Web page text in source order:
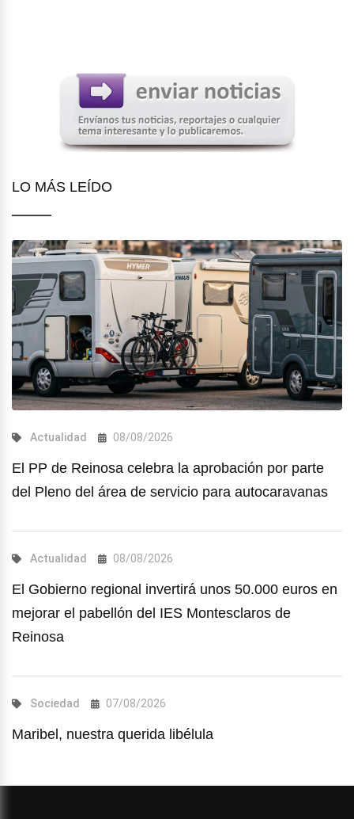
LO MÁS LEÍDO
Actualidad 08/08/2026
El PP de Reinosa celebra la aprobación por parte
del Pleno del área de servicio para autocaravanas
Actualidad 08/08/2026
El Gobierno regional invertirá unos 50.000 euros en
mejorar el pabellón del IES Montesclaros de
Reinosa
Sociedad 07/08/2026
Maribel, nuestra querida libélula